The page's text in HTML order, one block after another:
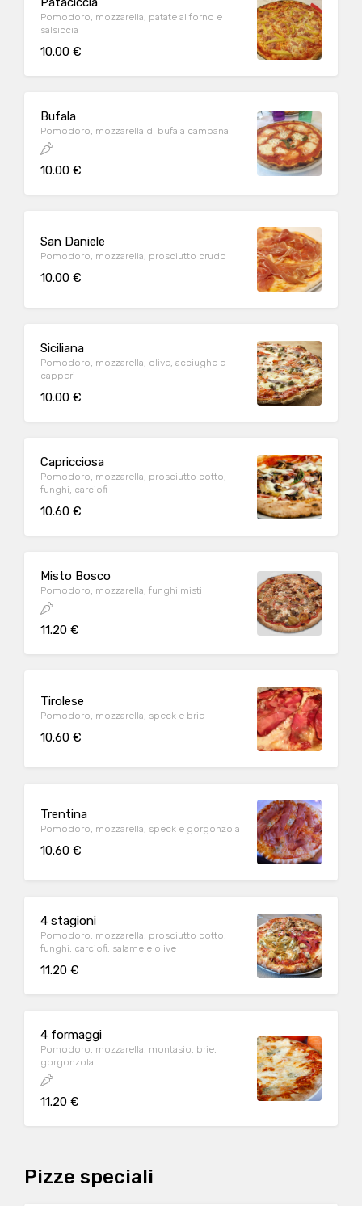
Pomodoro, mozzarella, patate al forno e
salsiccia
10.00 €
Bufala
Pomodoro, mozzarella di bufala campana
10.00 €
San Daniele
Pomodoro, mozzarella, prosciutto crudo
10.00 €
Siciliana
Pomodoro, mozzarella, olive, acciughe e
capperi
10.00 €
Capricciosa
Pomodoro, mozzarella, prosciutto cotto,
funghi, carciofi
10.60 €
Misto Bosco
Pomodoro, mozzarella, funghi misti
11.20 €
Tirolese
Pomodoro, mozzarella, speck e brie
10.60 €
Trentina
Pomodoro, mozzarella, speck e gorgonzola
10.60 €
4 stagioni
Pomodoro, mozzarella, prosciutto cotto,
funghi, carciofi, salame e olive
11.20 €
4 formaggi
Pomodoro, mozzarella, montasio, brie,
gorgonzola
11.20 €
Pizze speciali